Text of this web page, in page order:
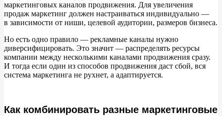
маркетинговых каналов продвижения. Для увеличения
продаж маркетинг должен настраиваться индивидуально —
в зависимости от ниши, целевой аудитории, размеров бизнеса.
Но есть одно правило — рекламные каналы нужно
диверсифицировать. Это значит — распределять ресурсы
компании между несколькими каналами продвижения сразу.
И тогда если один из способов продвижения даст сбой, вся
система маркетинга не рухнет, а адаптируется.
Как комбинировать разные маркетинговые